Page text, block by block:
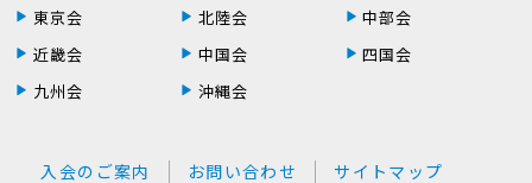
東京会
北陸会
中部会
近畿会
中国会
四国会
九州会
沖縄会
入会のご案内 お問い合わせ サイトマップ